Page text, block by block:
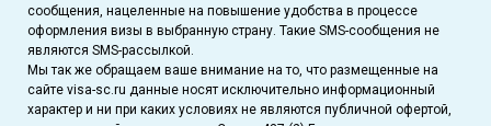
сообщения, нацеленные на повышение удобства в процессе
оформления визы в выбранную страну. Такие SMS-сообщения не
являются SMS-рассылкой.
Мы так же обращаем ваше внимание на то, что размещенные на
сайте visa-sc.ru данные носят исключительно информационный
характер и ни при каких условиях не являются публичной офертой,